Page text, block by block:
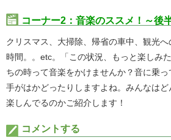
コーナー2：音楽のススメ！～後
クリスマス、大掃除、帰省の車中、観光
時間。。etc。「この状況、もっと楽しみ
ちの時って音楽をかけませんか？音に乗っ
手がはかどったりしますよね。みんなは
楽しんでるのかご紹介します！
コメントする